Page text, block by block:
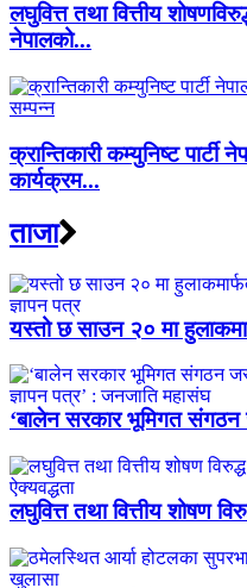
लघुवित्त तथा वित्तीय
नेपालको...
क्रान्तिकारी कम्युनिष्ट
कार्यक्रम...
ताजा
यस्तो छ साउन २० मा
‘बालेन सरकार भूमिगत
लघुवित्त तथा वित्तीय शोषण